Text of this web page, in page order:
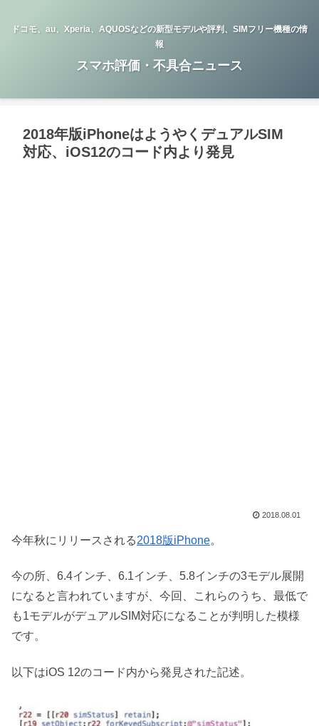
ドコモ、au、Xperia、AQUOSなどの新型モデルや評判、SIMフリー機種の情
報
スマホ評価・不具合ニュース
2018年版iPhoneはようやくデュアルSIM
対応、iOS12のコード内より発見
2018.08.01
今年秋にリリースされる2018版iPhone。
今の所、6.4インチ、6.1インチ、5.8インチの3モデル展開
になると言われていますが、今回、これらのうち、最低で
も1モデルがデュアルSIM対応になることが判明した模様
です。
以下はiOS 12のコード内から発見された記述。